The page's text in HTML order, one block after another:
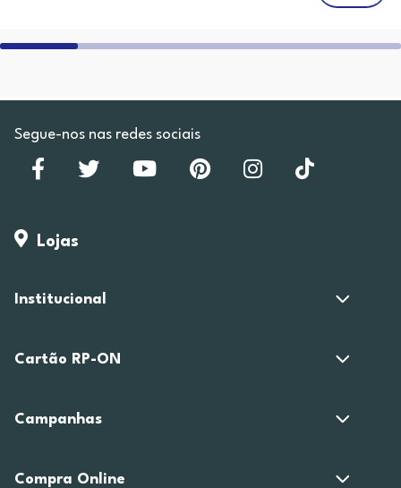
Segue-nos nas redes sociais
Lojas
Institucional
Cartão RP-ON
Campanhas
Compra Online